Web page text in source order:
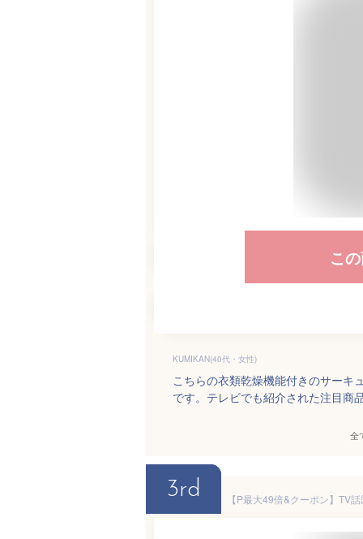
こ
KUMIKAN(40代・女性)
こちらの衣類乾燥機能付きのサーキ
です。テレビでも紹介された注目商
全
3rd